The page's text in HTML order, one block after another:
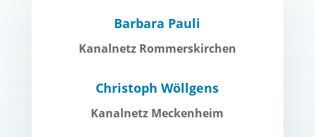
Barbara Pauli
Kanalnetz Rommerskirchen
Christoph Wöllgens
Kanalnetz Meckenheim